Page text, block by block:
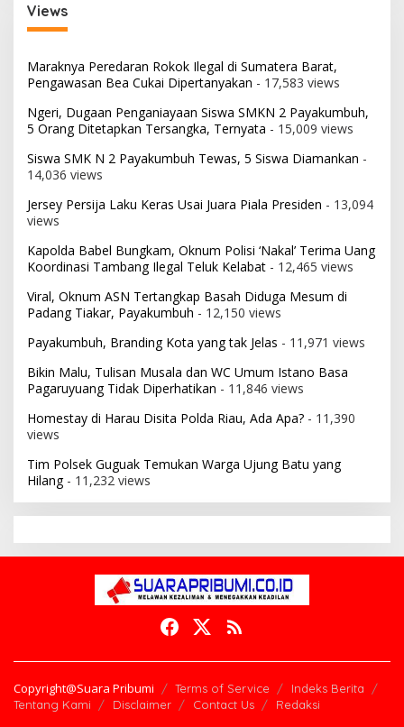
Views
Maraknya Peredaran Rokok Ilegal di Sumatera Barat,
Pengawasan Bea Cukai Dipertanyakan - 17,583 views
Ngeri, Dugaan Penganiayaan Siswa SMKN 2 Payakumbuh,
5 Orang Ditetapkan Tersangka, Ternyata - 15,009 views
Siswa SMK N 2 Payakumbuh Tewas, 5 Siswa Diamankan -
14,036 views
Jersey Persija Laku Keras Usai Juara Piala Presiden - 13,094
views
Kapolda Babel Bungkam, Oknum Polisi ‘Nakal’ Terima Uang
Koordinasi Tambang Ilegal Teluk Kelabat - 12,465 views
Viral, Oknum ASN Tertangkap Basah Diduga Mesum di
Padang Tiakar, Payakumbuh - 12,150 views
Payakumbuh, Branding Kota yang tak Jelas - 11,971 views
Bikin Malu, Tulisan Musala dan WC Umum Istano Basa
Pagaruyuang Tidak Diperhatikan - 11,846 views
Homestay di Harau Disita Polda Riau, Ada Apa? - 11,390
views
Tim Polsek Guguak Temukan Warga Ujung Batu yang
Hilang- 11,232 views
Copyright@Suara Pribumi Terms of Service
Indeks Berita
Tentang Kami
Disclaimer Contact Us Redaksi